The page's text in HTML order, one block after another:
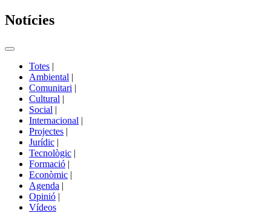
Notícies
Commutador
portals
Totes |
Ambiental |
Comunitari |
Cultural |
Social |
Internacional |
Projectes |
Jurídic |
Tecnològic |
Formació |
Econòmic |
Agenda |
Opinió |
Vídeos